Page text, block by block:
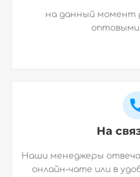
на данный момент
оптовыми
На
Наши менеджеры
онлайн-чате или в